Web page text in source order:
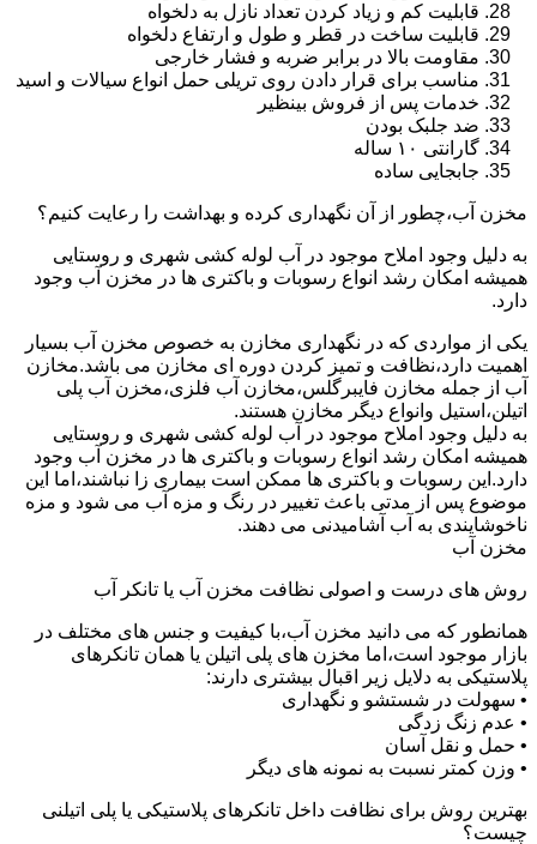
قابلیت کم و زیاد کردن تعداد نازل به دلخواه
قابلیت ساخت در قطر و طول و ارتفاع دلخواه
مقاومت بالا در برابر ضربه و فشار خارجی
مناسب برای قرار دادن روی تریلی حمل انواع سیالات و اسید
خدمات پس از فروش بینظیر
ضد جلبک بودن
گارانتی ۱۰ ساله
جابجایی ساده
مخزن آب،چطور از آن نگهداری کرده و بهداشت را رعایت کنیم؟
به دلیل وجود املاح موجود در آب لوله کشی شهری و روستایی
همیشه امکان رشد انواع رسوبات و باکتری ها در مخزن آب وجود
دارد.
یکی از مواردی که در نگهداری مخازن به خصوص مخزن آب بسیار
اهمیت دارد،نظافت و تمیز کردن دوره ای مخازن می باشد.مخازن
آب از جمله مخازن فایبرگلس،مخازن آب فلزی،مخزن آب پلی
اتیلن،استیل وانواع دیگر مخازن هستند.
به دلیل وجود املاح موجود در آب لوله کشی شهری و روستایی
همیشه امکان رشد انواع رسوبات و باکتری ها در مخزن آب وجود
دارد.این رسوبات و باکتری ها ممکن است بیماری زا نباشند،اما این
موضوع پس از مدتی باعث تغییر در رنگ و مزه آب می شود و مزه
ناخوشایندی به آب آشامیدنی می دهند.
مخزن آب
روش های درست و اصولی نظافت مخزن آب یا تانکر آب
همانطور که می دانید مخزن آب،با کیفیت و جنس های مختلف در
بازار موجود است،اما مخزن های پلی اتیلن یا همان تانکرهای
پلاستیکی به دلایل زیر اقبال بیشتری دارند:
• سهولت در شستشو و نگهداری
• عدم زنگ زدگی
• حمل و نقل آسان
• وزن کمتر نسبت به نمونه های دیگر
بهترین روش برای نظافت داخل تانکرهای پلاستیکی یا پلی اتیلنی
چیست؟